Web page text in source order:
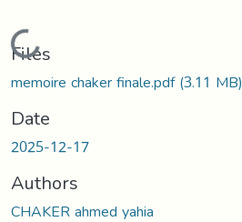
Loading...
Files
memoire chaker finale.pdf(3.11 MB)
Date
2025-12-17
Authors
CHAKER ahmed yahia